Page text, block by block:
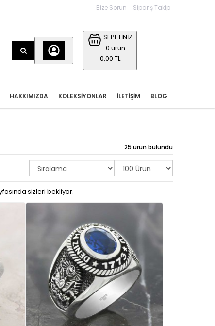
Bize Sorun Sipariş Takip
SEPETİNİZ
0 ürün -
0,00 TL
BLOG
İLETIŞIM
KOLEKSIYONLAR
HAKKIMIZDA
25 ürün bulundu
sizleri bekliyor.